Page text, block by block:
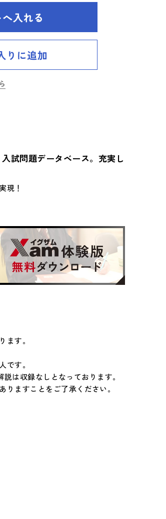
試問題データベース。充実し
現！
ます。
です。
は収録なしとなっております。
ますことをご了承ください。